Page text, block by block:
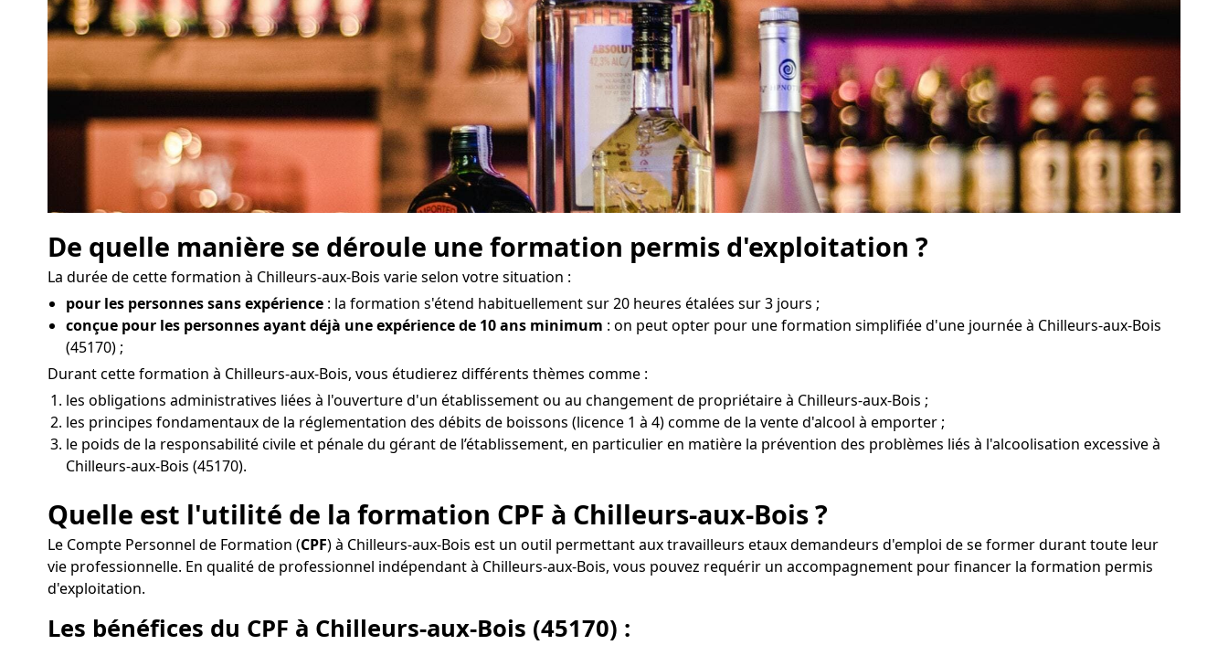
De quelle manière se déroule une formation permis d'exploitation ?
La durée de cette formation à Chilleurs-aux-Bois varie selon votre situation :
pour les personnes sans expérience : la formation s'étend habituellement sur 20 heures étalées sur 3 jours ;
conçue pour les personnes ayant déjà une expérience de 10 ans minimum : on peut opter pour une formation simplifiée d'une journée à Chilleurs-aux-Bois
(45170) ;
Durant cette formation à Chilleurs-aux-Bois, vous étudierez différents thèmes comme :
les obligations administratives liées à l'ouverture d'un établissement ou au changement de propriétaire à Chilleurs-aux-Bois ;
les principes fondamentaux de la réglementation des débits de boissons (licence 1 à 4) comme de la vente d'alcool à emporter ;
le poids de la responsabilité civile et pénale du gérant de l’établissement, en particulier en matière la prévention des problèmes liés à l'alcoolisation excessive à
Chilleurs-aux-Bois (45170).
Quelle est l'utilité de la formation CPF à Chilleurs-aux-Bois ?
Le Compte Personnel de Formation (CPF) à Chilleurs-aux-Bois est un outil permettant aux travailleurs etaux demandeurs d'emploi de se former durant toute leur
vie professionnelle. En qualité de professionnel indépendant à Chilleurs-aux-Bois, vous pouvez requérir un accompagnement pour financer la formation permis
d'exploitation.
Les bénéfices du CPF à Chilleurs-aux-Bois (45170) :